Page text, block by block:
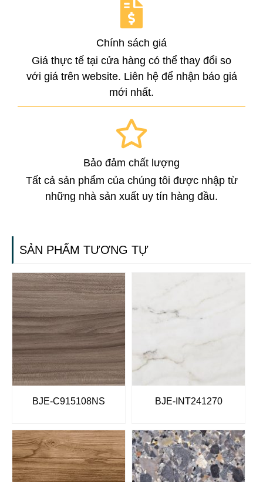
Chính sách giá
Giá thực tế tại cửa hàng có thể thay đổi so
với giá trên website. Liên hệ để nhận báo giá
mới nhất.
Bảo đảm chất lượng
Tất cả sản phẩm của chúng tôi được nhập từ
những nhà sản xuất uy tín hàng đầu.
SẢN PHẨM TƯƠNG TỰ
BJE-C915108NS BJE-INT241270